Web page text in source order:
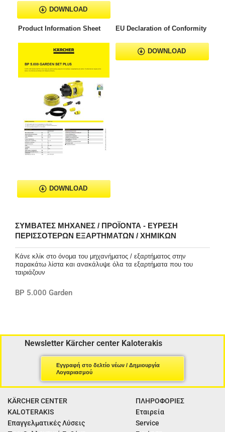
DOWNLOAD
Product Information Sheet
DOWNLOAD
EU Declaration of Conformity
DOWNLOAD
ΣΥΜΒΑΤΈΣ ΜΗΧΑΝΈΣ / ΠΡΟΪΌΝΤΑ - ΕΎΡΕΣΗ
ΠΕΡΙΣΣΌΤΕΡΩΝ ΕΞΑΡΤΗΜΆΤΩΝ / ΧΗΜΙΚΏΝ
Κάνε κλίκ στο όνομα του μηχανήματος / εξαρτήματος στην
παρακάτω λίστα και ανακάλυψε όλα τα εξαρτήματα που του
ταιριάζουν
BP 5.000 Garden
Newsletter Kärcher center Kaloterakis
Εγγραφή στο δελτίο νέων / Δημιουργία
Λογαριασμού
KÄRCHER CENTER
KALOTERAKIS
Επαγγελματικές Λύσεις
ΠΛΗΡΟΦΟΡΙΕΣ
Εταιρεία
Service